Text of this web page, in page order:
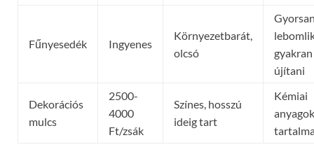
Fűnyesedék Ingyenes
Környezetbarát,
olcsó
újítani
Dekorációs
mulcs
2500-
4000
Ft/zsák
Színes, hosszú
ideig tart
Kémiai